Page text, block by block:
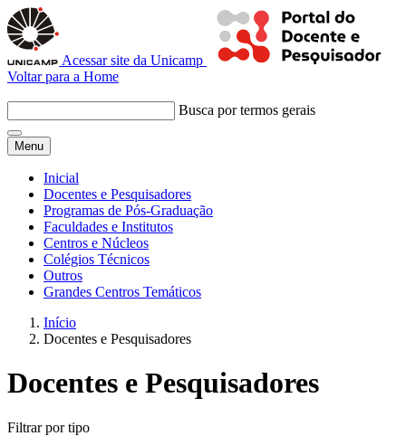
Acessar site da Unicamp
Voltar para a Home
Busca por termos gerais
Menu
Inicial
Docentes e Pesquisadores
Programas de Pós-Graduação
Faculdades e Institutos
Centros e Núcleos
Colégios Técnicos
Outros
Grandes Centros Temáticos
Início
Docentes e Pesquisadores
Docentes e Pesquisadores
Filtrar por tipo